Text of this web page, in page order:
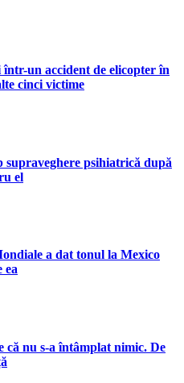
un accident de elicopter în
cinci victime
psihiatrică după
el
a dat tonul la Mexico
ea
că nu s-a întâmplat nimic. De